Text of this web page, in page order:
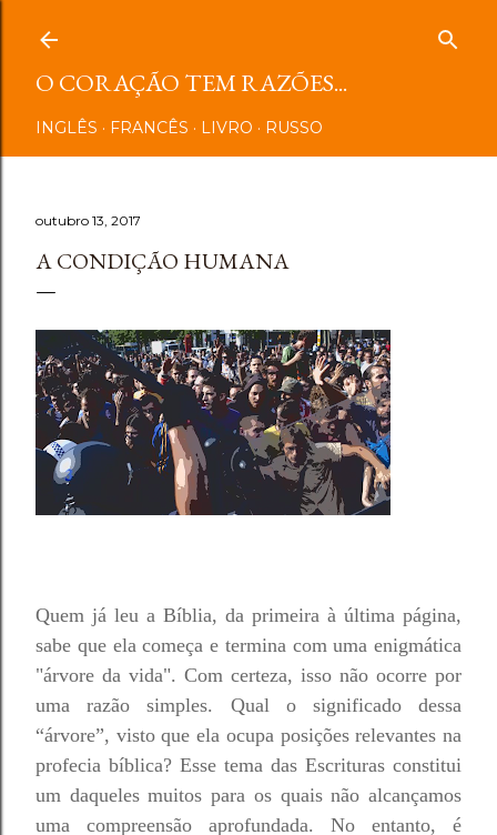
O CORAÇÃO TEM RAZÕES...
INGLÊS FRANCÊS LIVRO RUSSO
outubro 13, 2017
A CONDIÇÃO HUMANA
Quem já leu a Bíblia, da primeira à última página,
sabe que ela começa e termina com uma enigmática
"árvore da vida". Com certeza, isso não ocorre por
uma razão simples. Qual o significado dessa
“árvore”, visto que ela ocupa posições relevantes na
profecia bíblica? Esse tema das Escrituras constitui
um daqueles muitos para os quais não alcançamos
uma compreensão aprofundada. No entanto, é